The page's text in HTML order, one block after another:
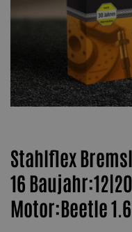
Stahlflex
16
Motor:Beetle 1.6